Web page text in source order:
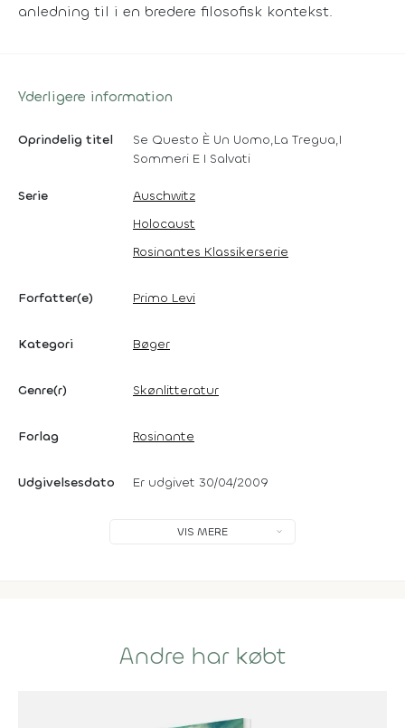
anledning til i en bredere filosofisk kontekst.
Yderligere information
Oprindelig titel
Se Questo È Un Uomo,La Tregua,I
Sommeri E I Salvati
Serie
Auschwitz
Holocaust
Rosinantes Klassikerserie
Forfatter(e) Primo Levi
Kategori Bøger
Genre(r) Skønlitteratur
Forlag Rosinante
Udgivelsesdato Er udgivet 30/04/2009
VIS MERE
Andre har købt